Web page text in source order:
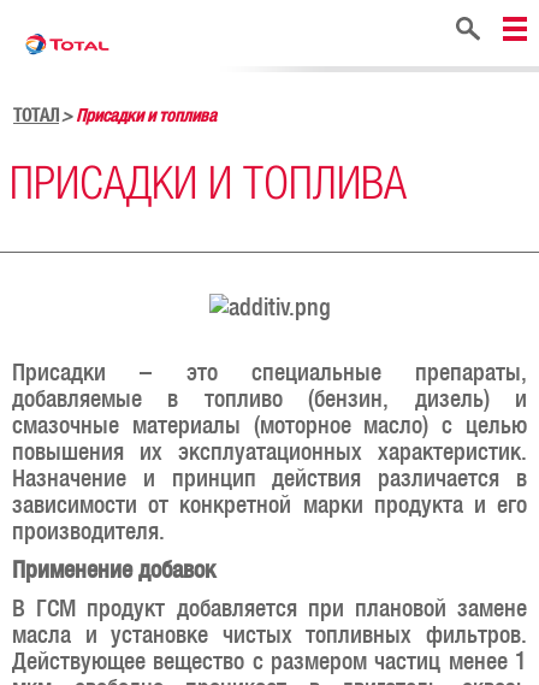
Поиск
ТОТАЛ Присадки и топлива
ПРИСАДКИ И ТОПЛИВА
Присадки – это специальные препараты,
добавляемые в топливо (бензин, дизель) и
смазочные материалы (моторное масло) с целью
повышения их эксплуатационных характеристик.
Назначение и принцип действия различается в
зависимости от конкретной марки продукта и его
производителя.
Применение добавок
В ГСМ продукт добавляется при плановой замене
масла и установке чистых топливных фильтров.
Действующее вещество с размером частиц менее 1